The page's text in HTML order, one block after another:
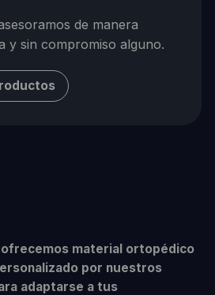
de manera
y sin compromiso alguno.
material ortopédico
por nuestros
adaptarse a tus